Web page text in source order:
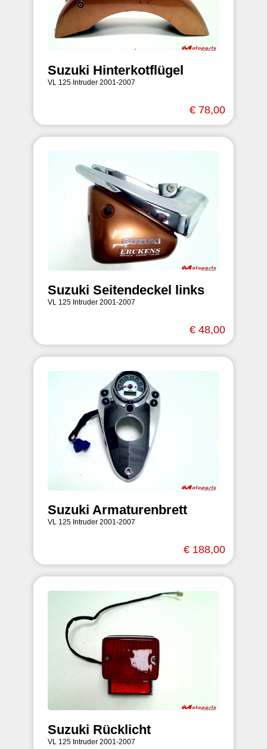
Suzuki Hinterkotflügel
VL 125 Intruder 2001-2007
€ 78,00
Suzuki Seitendeckel links
VL 125 Intruder 2001-2007
€ 48,00
Suzuki Armaturenbrett
VL 125 Intruder 2001-2007
€ 188,00
Suzuki Rücklicht
VL 125 Intruder 2001-2007